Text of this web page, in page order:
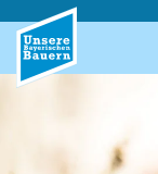
content